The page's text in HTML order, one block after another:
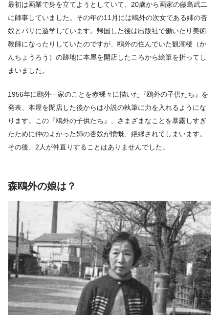
最初は画業で身を立てようとしていて、20歳から画家の藤島武二
に師事していました。その年の11月には鴎外の次女である姉の杏
奴とパリに遊学しています。帰国した後は出版社で働いたり美術
教師になったりしていたのですが、鴎外の住んでいた観潮楼（か
んちょうろう）の跡地に本屋を開店したころから絵筆を折ってし
まいました。
1956年に鴎外一家のことを赤裸々に描いた『鴎外の子供たち』を
発表、本屋を閉店した後からは小説の執筆に力を入れるようにな
ります。この『鴎外の子供たち』、さまざまなことを暴露しすぎ
たために仲のよかった姉の杏奴が憤慨、絶縁されてしまいます。
その後、2人が仲直りすることはありませんでした。
森鴎外の娘は？